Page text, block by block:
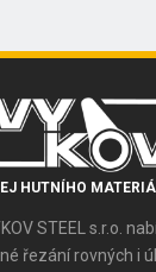
HUTNÍHO
STEEL s.r.o.
řezání rovných i